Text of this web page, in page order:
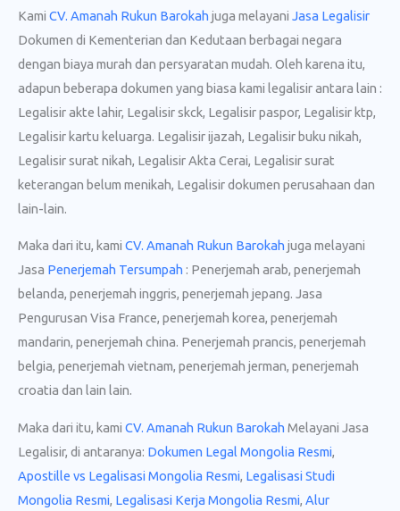
Kami CV. Amanah Rukun Barokah juga melayani Jasa Legalisir
Dokumen di Kementerian dan Kedutaan berbagai negara
dengan biaya murah dan persyaratan mudah. Oleh karena itu,
adapun beberapa dokumen yang biasa kami legalisir antara lain :
Legalisir akte lahir, Legalisir skck, Legalisir paspor, Legalisir ktp,
Legalisir kartu keluarga. Legalisir ijazah, Legalisir buku nikah,
Legalisir surat nikah, Legalisir Akta Cerai, Legalisir surat
keterangan belum menikah, Legalisir dokumen perusahaan dan
lain-lain.
Maka dari itu, kami CV. Amanah Rukun Barokah juga melayani
Jasa Penerjemah Tersumpah : Penerjemah arab, penerjemah
belanda, penerjemah inggris, penerjemah jepang. Jasa
Pengurusan Visa France, penerjemah korea, penerjemah
mandarin, penerjemah china. Penerjemah prancis, penerjemah
belgia, penerjemah vietnam, penerjemah jerman, penerjemah
croatia dan lain lain.
Maka dari itu, kami CV. Amanah Rukun Barokah Melayani Jasa
Legalisir, di antaranya: Dokumen Legal Mongolia Resmi,
Apostille vs Legalisasi Mongolia Resmi, Legalisasi Studi
Mongolia Resmi, Legalisasi Kerja Mongolia Resmi, Alur